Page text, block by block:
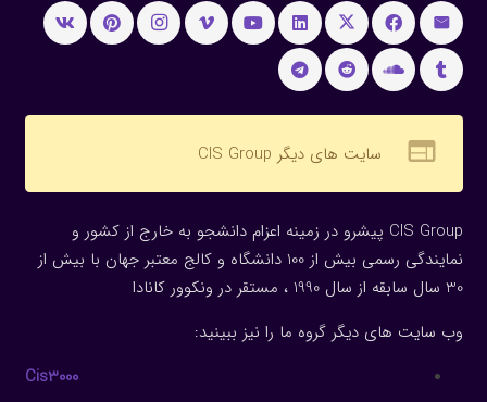
web سایت های دیگر CIS Group
CIS Group پیشرو در زمینه اعزام دانشجو به خارج از کشور و
نمایندگی رسمی بیش از 100 دانشگاه و کالج معتبر جهان با بیش از
30 سال سابقه از سال 1990 ، مستقر در ونکوور کانادا
وب سایت های دیگر گروه ما را نیز ببینید:
Cis3000